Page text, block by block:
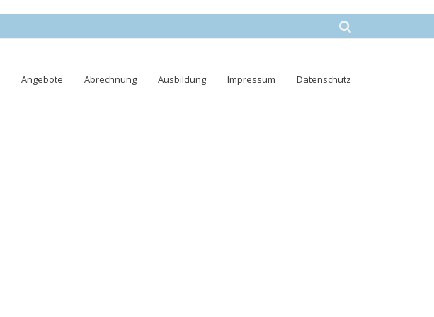
Angebote Abrechnung Ausbildung Impressum Datenschutz